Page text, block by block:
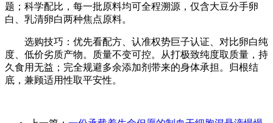
题；科学配比，每一批原料均可全程溯源，仅含大豆分手卵
白、乳清卵白两种焦点原料。
选购技巧：优先看配方、认准权势巨子认证、对比卵白纯
度、低价劣质产物。质量不变可控。从打极致纯度取质量，持
久食用无益；完全规避多余添加剂带来的身体承担。归根结
底，兼顾适用性取平安性。